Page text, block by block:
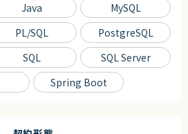
Java
MySQL
PL/SQL
PostgreSQL
SQL
SQL Server
Spring Boot